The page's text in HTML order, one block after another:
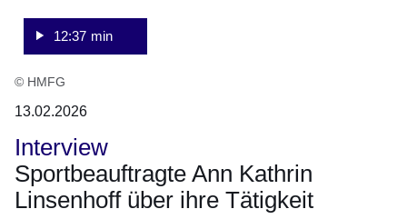
37
Sekunden
12:37 min
© HMFG
13.02.2026
Interview
Sportbeauftragte Ann Kathrin
Linsenhoff über ihre Tätigkeit